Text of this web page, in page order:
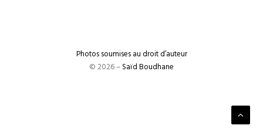
Photos soumises au droit d’auteur
© 2026 –Saïd Boudhane